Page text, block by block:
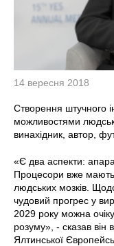
14 вересня 2018
Створення штучного
можливостями
винахідник, автор,
«Є два аспекти:
Процесори вже мають
людських мозків.
чудовий прогрес у
2029 року можна
розуму», - сказав він
Ялтинської